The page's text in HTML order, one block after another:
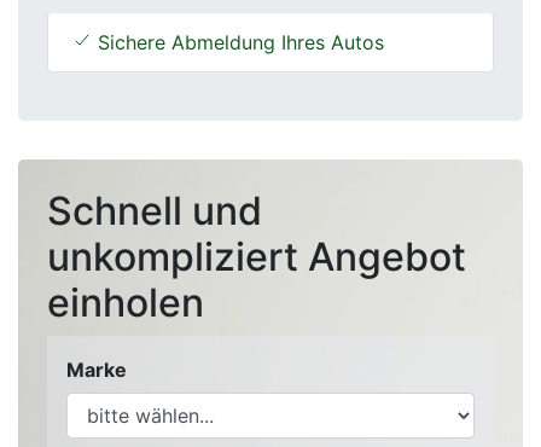
Sichere Abmeldung Ihres Autos
Schnell und
unkompliziert Angebot
einholen
Marke